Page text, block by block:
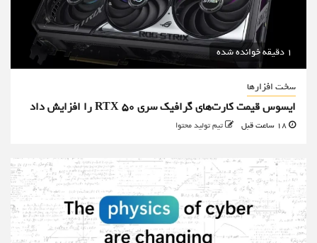
1 دقیقه خوانده شده
سخت افزارها
ایسوس قیمت کارت‌های گرافیک سری RTX 50 را افزایش داد
تیم تولید محتوا